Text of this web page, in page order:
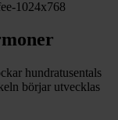
hundratusentals
börjar utvecklas